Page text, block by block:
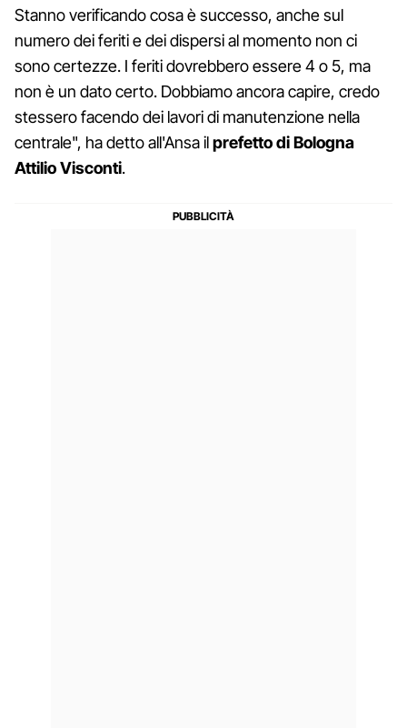
Stanno verificando cosa è successo, anche sul
numero dei feriti e dei dispersi al momento non ci
sono certezze. I feriti dovrebbero essere 4 o 5, ma
non è un dato certo. Dobbiamo ancora capire, credo
stessero facendo dei lavori di manutenzione nella
centrale", ha detto all'Ansa ilprefetto di Bologna
Attilio Visconti.